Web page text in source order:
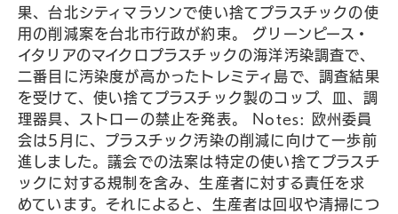
果、台北シティマラソンで使い捨てプラスチックの使
用の削減案を台北市行政が約束。 グリーンピース・
イタリアのマイクロプラスチックの海洋汚染調査で、
二番目に汚染度が高かったトレミティ島で、調査結果
を受けて、使い捨てプラスチック製のコップ、皿、調
理器具、ストローの禁止を発表。 Notes: 欧州委員
会は5月に、プラスチック汚染の削減に向けて一歩前
進しました。議会での法案は特定の使い捨てプラスチ
ックに対する規制を含み、生産者に対する責任を求
めています。それによると、生産者は回収や清掃につ